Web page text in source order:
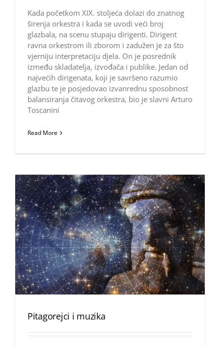
Kada početkom XIX. stoljeća dolazi do znatnog
širenja orkestra i kada se uvodi veći broj
glazbala, na scenu stupaju dirigenti. Dirigent
ravna orkestrom ili zborom i zadužen je za što
vjerniju interpretaciju djela. On je posrednik
između skladatelja, izvođača i publike. Jedan od
najvećih dirigenata, koji je savršeno razumio
glazbu te je posjedovao izvanrednu sposobnost
balansiranja čitavog orkestra, bio je slavni Arturo
Toscanini
Read More
Pitagorejci i muzika